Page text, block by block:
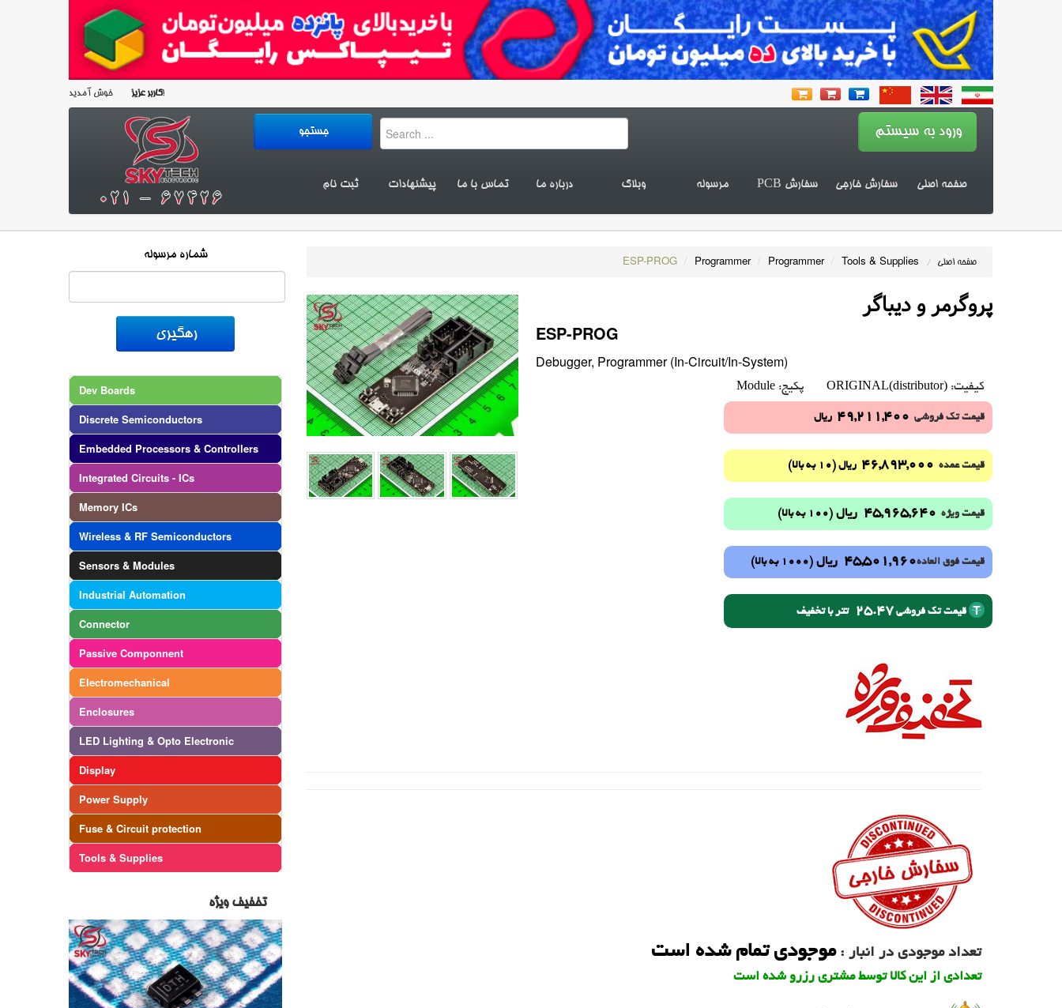
کاربر عزیزخوش آمدید!
صفحه اصلی سفارش خارجی سفارش PCB مرسوله وبلاگ درباره ما تماس با ما پیشنهادات ثبت نام
شماره مرسوله
Dev Boards
Discrete Semiconductors
Embedded Processors & Controllers
Integrated Circuits - ICs
Memory ICs
Wireless & RF Semiconductors
Sensors & Modules
Industrial Automation
Connector
Passive Componnent
Electromechanical
Enclosures
LED Lighting & Opto Electronic
Display
Power Supply
Fuse & Circuit protection
Tools & Supplies
تخفیف ویژه
صفحه اصلی /
Tools & Supplies
/
Programmer
/
Programmer
/
ESP-PROG
پروگرمر و دیباگر
ESP-PROG
Debugger, Programmer (In-Circuit/In-System)
کیفیت: ORIGINAL(distributor) پکیج: Module
قیمت تک فروشی 49,211,400 ریال
قیمت عمده 46,893,000 ریال (10 به بالا)
قیمت ویژه 45,965,640 ریال (100 به بالا)
قیمت فوق العاده45,501,960 ریال (1000 به بالا)
قیمت تک فروشی 25.47 تتر با تخفیف
تعداد موجودی در انبار :موجودی تمام شده است
تعدادی از این کالا توسط مشتری رزرو شده است